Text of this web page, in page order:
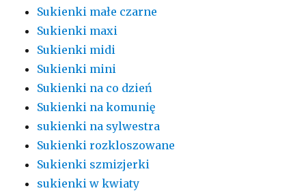
Sukienki małe czarne
Sukienki maxi
Sukienki midi
Sukienki mini
Sukienki na co dzień
Sukienki na komunię
sukienki na sylwestra
Sukienki rozkloszowane
Sukienki szmizjerki
sukienki w kwiaty